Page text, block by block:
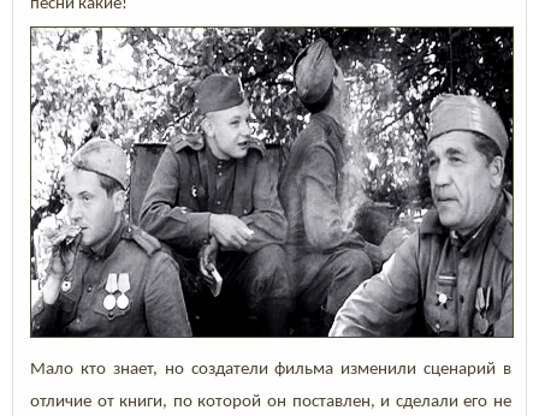
песни какие!
Мало кто знает, но создатели фильма изменили сценарий в
отличие от книги, по которой он поставлен, и сделали его не